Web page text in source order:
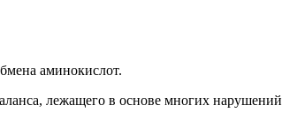
аминокислот.
лежащего в основе многих нарушений